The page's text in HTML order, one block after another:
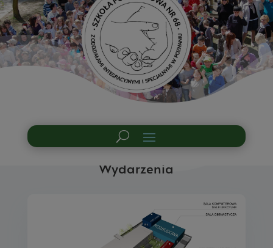
Wydarzenia